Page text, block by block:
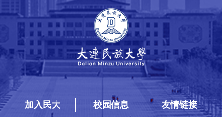
加入民大 校园信息 友情链接